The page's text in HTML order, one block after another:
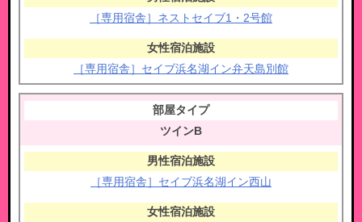
［専用宿舎］ネストセイブ1・2号館
［専用宿舎］セイブ浜名湖イン弁天島別館
ツインB
［専用宿舎］セイブ浜名湖イン西山